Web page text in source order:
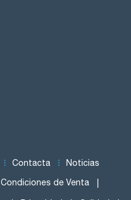
Contacta Noticias
Condiciones de Venta